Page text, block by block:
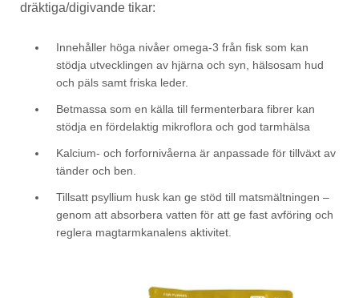
dräktiga/digivande tikar:
Innehåller höga nivåer omega-3 från fisk som kan
stödja utvecklingen av hjärna och syn, hälsosam hud
och päls samt friska leder.
Betmassa som en källa till fermenterbara fibrer kan
stödja en fördelaktig mikroflora och god tarmhälsa
Kalcium- och forfornivåerna är anpassade för tillväxt av
tänder och ben.
Tillsatt psyllium husk kan ge stöd till matsmältningen –
genom att absorbera vatten för att ge fast avföring och
reglera magtarmkanalens aktivitet.